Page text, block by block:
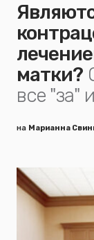
матки?
все "за"
на Марианна